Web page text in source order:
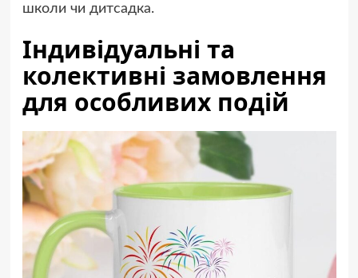
школи чи дитсадка.
Індивідуальні та
колективні замовлення
для особливих подій